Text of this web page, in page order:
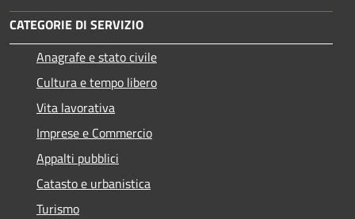
CATEGORIE DI SERVIZIO
Anagrafe e stato civile
Cultura e tempo libero
Vita lavorativa
Imprese e Commercio
Appalti pubblici
Catasto e urbanistica
Turismo